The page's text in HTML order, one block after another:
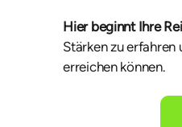
Hier beginnt Ihre
Stärken zu
erreichen können.